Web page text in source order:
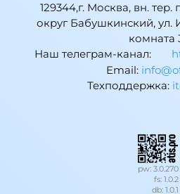
129344,г. Москва, вн.
округ Бабушкинский, ул.
комната
Наш телеграм-канал:
Email:
Техподдержка:
pw: 3.0.270
fs: 1.0.2
db: 1.0.1